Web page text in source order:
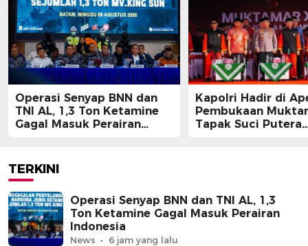
Operasi Senyap BNN dan
TNI AL, 1,3 Ton Ketamine
Gagal Masuk Perairan
Kapolri Hadir di
Pembukaan
Tapak Suci Putera
TERKINI
Operasi Senyap BNN dan TNI AL, 1,3
Ton Ketamine Gagal Masuk Perairan
Indonesia
News 6 jam yang lalu